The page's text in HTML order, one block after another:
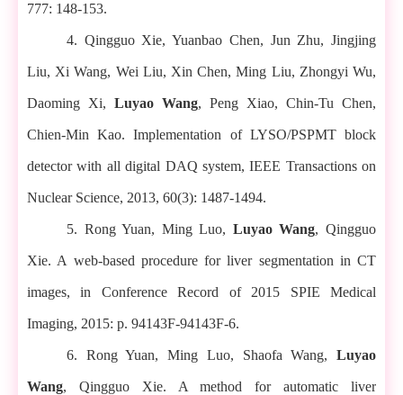
777: 148-153.
4. Qingguo Xie, Yuanbao Chen, Jun Zhu, Jingjing
Liu, Xi Wang, Wei Liu, Xin Chen, Ming Liu, Zhongyi Wu,
Daoming Xi, Luyao Wang, Peng Xiao, Chin-Tu Chen,
Chien-Min Kao. Implementation of LYSO/PSPMT block
detector with all digital DAQ system, IEEE Transactions on
Nuclear Science, 2013, 60(3): 1487-1494.
5. Rong Yuan, Ming Luo, Luyao Wang, Qingguo
Xie. A web-based procedure for liver segmentation in CT
images, in Conference Record of 2015 SPIE Medical
Imaging, 2015: p. 94143F-94143F-6.
6. Rong Yuan, Ming Luo, Shaofa Wang, Luyao
Wang, Qingguo Xie. A method for automatic liver